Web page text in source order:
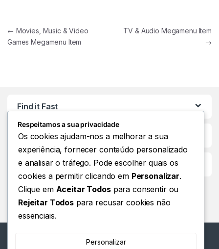
Navegação de artigos
← Movies, Music & Video
Games Megamenu Item
TV & Audio Megamenu Item
→
Find it Fast
Customer Care
Respeitamos a sua privacidade
Os cookies ajudam-nos a melhorar a sua
experiência, fornecer conteúdo personalizado
e analisar o tráfego. Pode escolher quais os
cookies a permitir clicando em Personalizar.
Clique em Aceitar Todospara consentir ou
Rejeitar Todos para recusar cookies não
essenciais.
Personalizar